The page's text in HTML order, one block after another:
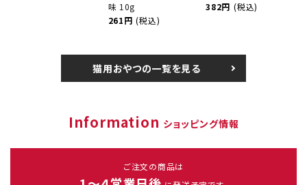
味 10g
261円 (税込)
382円 (税込)
猫用おやつの一覧を見る
Information ショッピング情報
ご注文の商品は